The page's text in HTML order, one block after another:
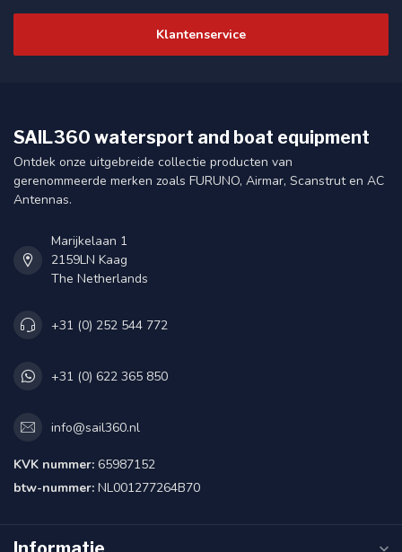
Klantenservice
SAIL360 watersport and boat equipment
Ontdek onze uitgebreide collectie producten van
gerenommeerde merken zoals FURUNO, Airmar, Scanstrut en AC
Antennas.
Marijkelaan 1
2159LN Kaag
The Netherlands
+31 (0) 252 544 772
+31 (0) 622 365 850
info@sail360.nl
KVK nummer: 65987152
btw-nummer: NL001277264B70